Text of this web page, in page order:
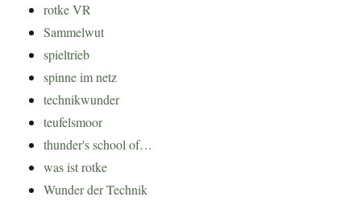
rotke VR
Sammelwut
spieltrieb
spinne im netz
technikwunder
teufelsmoor
thunder's school of…
was ist rotke
Wunder der Technik